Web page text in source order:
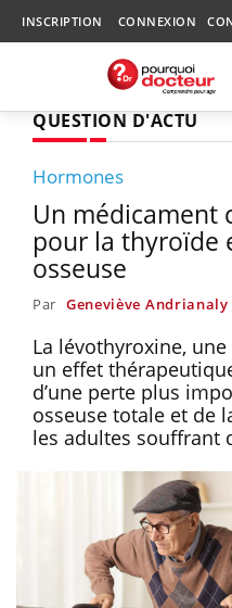
INSCRIPTION CONNEXION
QUESTION D'ACTU
Hormones
Un médicament
pour la thyroïde
osseuse
Par Geneviève Andrianaly
La lévothyroxine,
un effet
d’une perte plus
osseuse totale et de
les adultes souffrant